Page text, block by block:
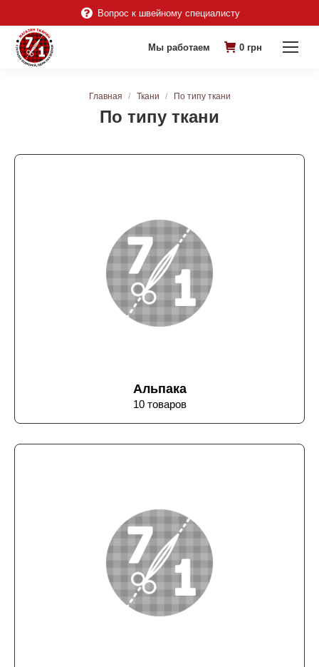
Вопрос к швейному специалисту
Мы работаем 0 грн
По типу ткани
Вы здесь:
Главная Ткани По типу ткани
Альпака
10 товаров